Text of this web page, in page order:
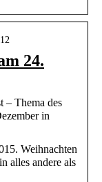
24.
– Thema des
in
Weihnachten
alles andere als